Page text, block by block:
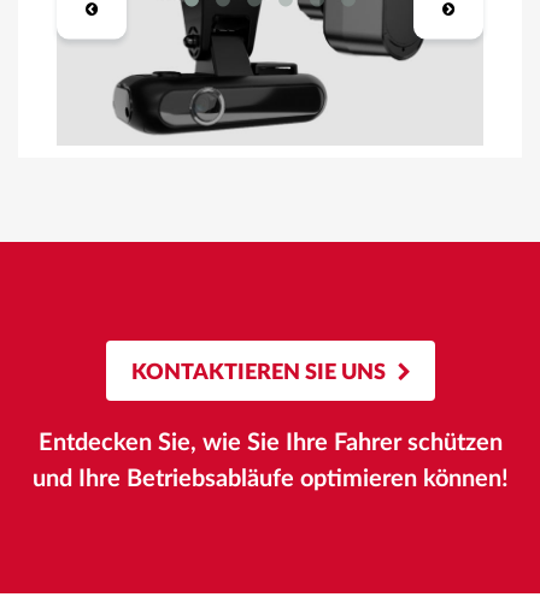
KONTAKTIEREN SIE UNS
Entdecken Sie, wie Sie Ihre Fahrer schützen
und Ihre Betriebsabläufe optimieren können!